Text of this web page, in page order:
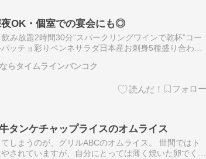
OK・個室での宴会にも◎
み放題2時間30分“スパークリングワインで乾杯”コー
ッチョ彩りペンネサラダ日本産お刺身5種盛り合わせ
らタイムラインバンコク
タンケチャップライスのオムライス
しまうのが、グリルABCのオムライス。 世間ではト
されていますが、自分にとっては薄く焼いた卵でくる